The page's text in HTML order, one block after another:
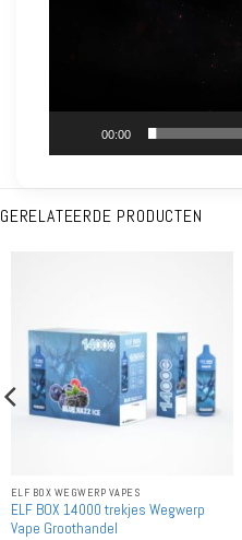
00:00
GERELATEERDE PRODUCTEN
ELF BOX WEGWERP VAPES
ELF BOX 14000 trekjes Wegwerp
Vape Groothandel